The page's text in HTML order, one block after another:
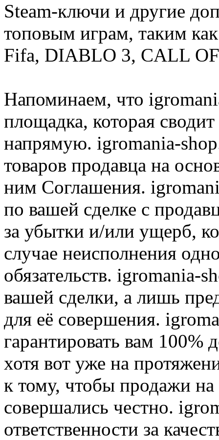
Steam-ключи и другие
топовым играм, таким
Fifa, DIABLO 3, CALL
Напоминаем, что
площадка, которая
напрямую. igromania-
товаров продавца на
ним Соглашения.
по вашей сделке с
за убытки и/или ущерб,
случае неисполнения
обязательств. igromania-
вашей сделки, а лишь
для её совершения.
гарантировать вам 100%
хотя вот уже на
к тому, чтобы продажи
совершались честно.
ответственности за